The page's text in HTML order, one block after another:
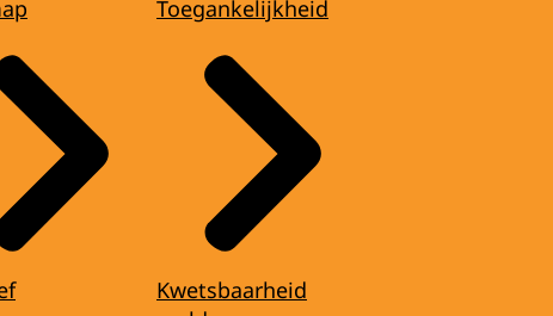
Toegankelijkheid
Kwetsbaarheid